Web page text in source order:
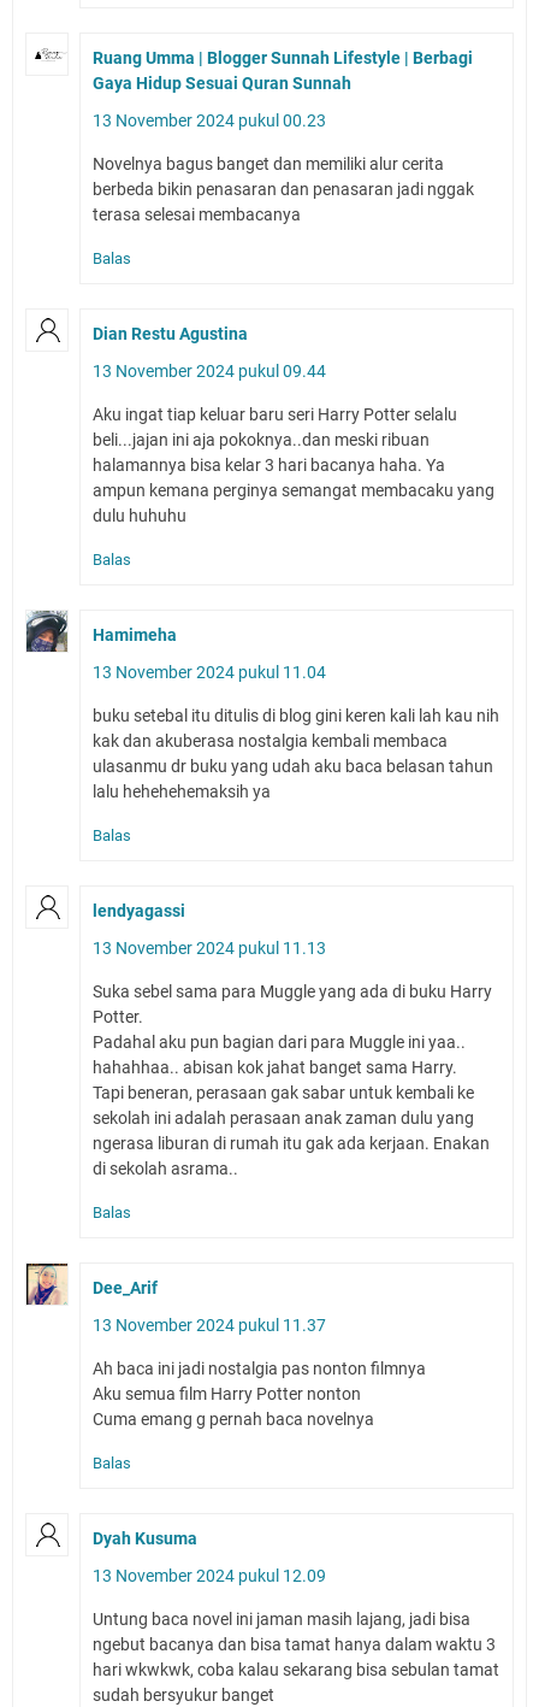
Ruang Umma | Blogger Sunnah Lifestyle | Berbagi
Gaya Hidup Sesuai Quran Sunnah
13 November 2024 pukul 00.23
Novelnya bagus banget dan memiliki alur cerita
berbeda bikin penasaran dan penasaran jadi nggak
terasa selesai membacanya
Balas
Dian Restu Agustina
13 November 2024 pukul 09.44
Aku ingat tiap keluar baru seri Harry Potter selalu
beli...jajan ini aja pokoknya..dan meski ribuan
halamannya bisa kelar 3 hari bacanya haha. Ya
ampun kemana perginya semangat membacaku yang
dulu huhuhu
Balas
Hamimeha
13 November 2024 pukul 11.04
buku setebal itu ditulis di blog gini keren kali lah kau nih
kak dan akuberasa nostalgia kembali membaca
ulasanmu dr buku yang udah aku baca belasan tahun
lalu hehehehemaksih ya
Balas
lendyagassi
13 November 2024 pukul 11.13
Suka sebel sama para Muggle yang ada di buku Harry
Potter.
Padahal aku pun bagian dari para Muggle ini yaa..
hahahhaa.. abisan kok jahat banget sama Harry.
Tapi beneran, perasaan gak sabar untuk kembali ke
sekolah ini adalah perasaan anak zaman dulu yang
ngerasa liburan di rumah itu gak ada kerjaan. Enakan
di sekolah asrama..
Balas
Dee_Arif
13 November 2024 pukul 11.37
Ah baca ini jadi nostalgia pas nonton filmnya
Aku semua film Harry Potter nonton
Cuma emang g pernah baca novelnya
Balas
Dyah Kusuma
13 November 2024 pukul 12.09
Untung baca novel ini jaman masih lajang, jadi bisa
ngebut bacanya dan bisa tamat hanya dalam waktu 3
hari wkwkwk, coba kalau sekarang bisa sebulan tamat
sudah bersyukur banget